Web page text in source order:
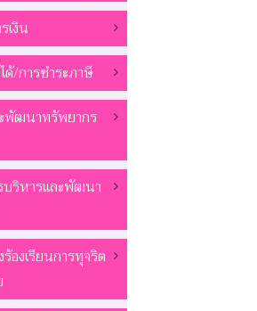
เงิน
ด้/การชำระภาษี
พัฒนาทรัพยากร
ริหารและพัฒนา
ร้องเรียนการทุจริต